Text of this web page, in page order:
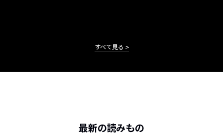
すべて見る
最新の読みもの